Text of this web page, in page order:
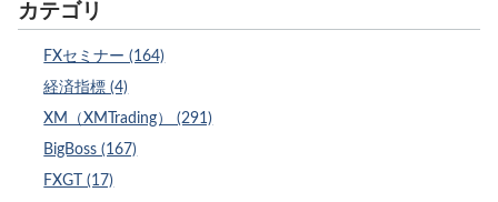
カテゴリ
FXセミナー (164)
経済指標 (4)
XM（XMTrading） (291)
BigBoss (167)
FXGT (17)